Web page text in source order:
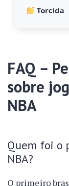
Torcida
FAQ –
sobre
NBA
Quem foi o
NBA?
O primeiro